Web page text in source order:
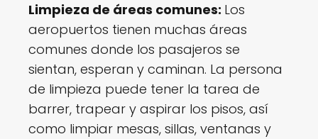
o
s
o
p
e
r
a
Limpieza de áreas comunes: Los
aeropuertos tienen muchas áreas
comunes donde los pasajeros se
sientan, esperan y caminan. La persona
de limpieza puede tener la tarea de
barrer, trapear y aspirar los pisos, así
como limpiar mesas, sillas, ventanas y